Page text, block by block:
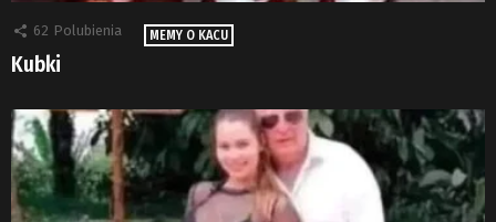
62 Polubienia MEMY O KACU
Kubki